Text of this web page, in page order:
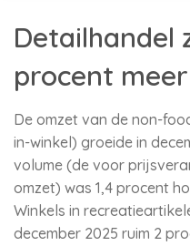
Detailhandel
procent
De omzet van de non-
in-winkel) groeide in
volume (de voor
omzet) was 1,4 procent
Winkels in
december 2025 ruim 2